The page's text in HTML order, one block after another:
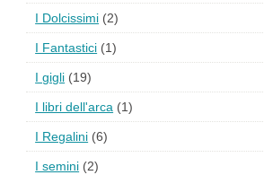
I Dolcissimi (2)
I Fantastici (1)
I gigli (19)
I libri dell'arca (1)
I Regalini (6)
I semini (2)